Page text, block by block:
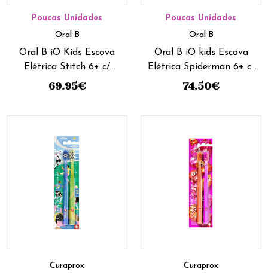
Poucas Unidades
Oral B
Oral B iO Kids Escova
Elétrica Stitch 6+ c/
Estojo
69.95€
Poucas Unidades
Oral B
Oral B iO kids Escova
Elétrica Spiderman 6+ c/
Estojo
74.50€
Curaprox Curaprox